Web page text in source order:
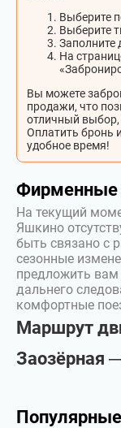
Выберите
Выберите
Заполните
На
Вы можете
продажи, что
отличный выбор,
Оплатить бронь
удобное время!
Фирменные
На текущий
Яшкино
быть связано с
сезонные
предложить
дальнего
комфортные
Маршрут
Заозёрная